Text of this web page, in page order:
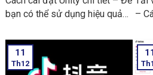
bạn có thể sử dụng hiệu quả
cần phải thực hiện tải công cụ
về máy. Rồi sau đó thiết lập
một số yêu cầu cần thiết. Để
–
11
Th12